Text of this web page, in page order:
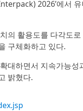
2026’에서
의 활용도를 다각도
구체화하고 있다.
대하면서 지속가능
밝혔다.